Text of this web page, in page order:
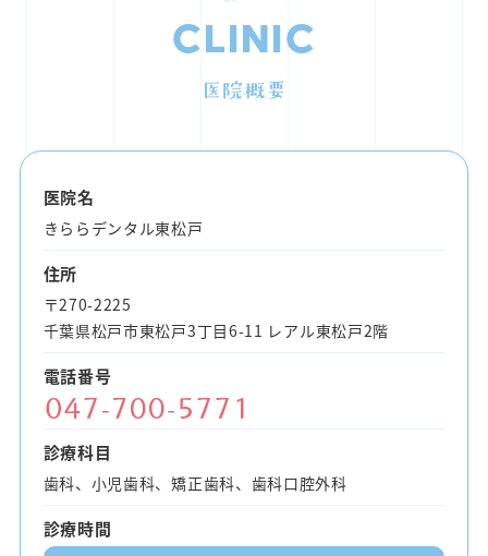
医院概要
Clinic
医院名
きららデンタル東松戸
住所
〒270-2225
千葉県松戸市東松戸3丁目6-11 レアル東松戸2階
電話番号
診療科目
歯科、小児歯科、矯正歯科、歯科口腔外科
診療時間